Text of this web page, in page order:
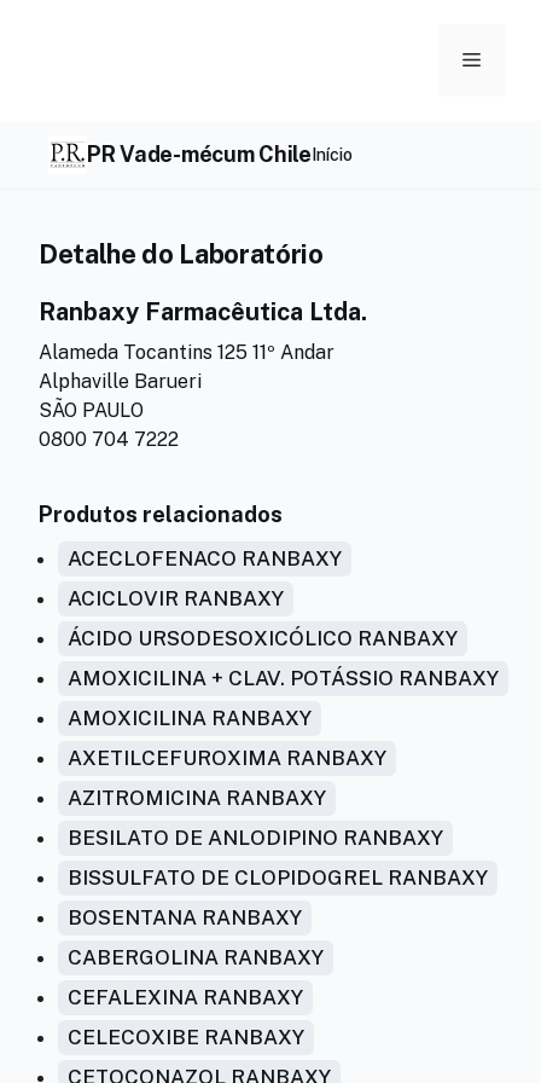
Menu
PR Vade-mécum ChileInício
Detalhe do Laboratório
Ranbaxy Farmacêutica Ltda.
Alameda Tocantins 125 11º Andar
Alphaville Barueri
SÃO PAULO
0800 704 7222
Produtos relacionados
ACECLOFENACO RANBAXY
ACICLOVIR RANBAXY
ÁCIDO URSODESOXICÓLICO RANBAXY
AMOXICILINA + CLAV. POTÁSSIO RANBAXY
AMOXICILINA RANBAXY
AXETILCEFUROXIMA RANBAXY
AZITROMICINA RANBAXY
BESILATO DE ANLODIPINO RANBAXY
BISSULFATO DE CLOPIDOGREL RANBAXY
BOSENTANA RANBAXY
CABERGOLINA RANBAXY
CEFALEXINA RANBAXY
CELECOXIBE RANBAXY
CETOCONAZOL RANBAXY